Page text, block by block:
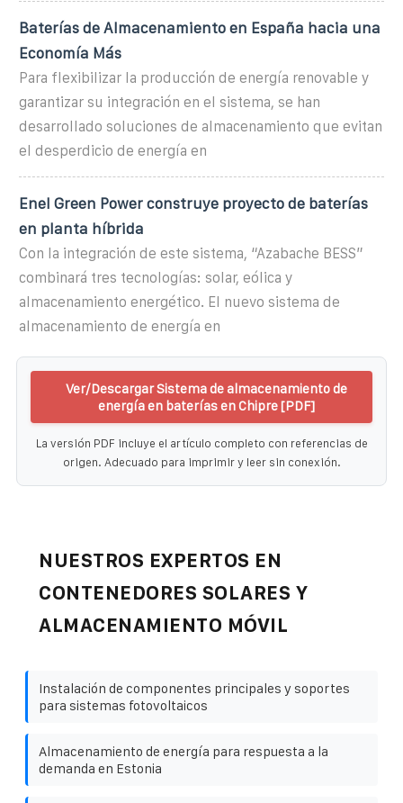
Baterías de Almacenamiento en España hacia una
Economía Más
Para flexibilizar la producción de energía renovable y
garantizar su integración en el sistema, se han
desarrollado soluciones de almacenamiento que evitan
el desperdicio de energía en
Enel Green Power construye proyecto de baterías
en planta híbrida
Con la integración de este sistema, “Azabache BESS”
combinará tres tecnologías: solar, eólica y
almacenamiento energético. El nuevo sistema de
almacenamiento de energía en
Ver/Descargar Sistema de almacenamiento de
energía en baterías en Chipre [PDF]
La versión PDF incluye el artículo completo con referencias de
origen. Adecuado para imprimir y leer sin conexión.
NUESTROS EXPERTOS EN
CONTENEDORES SOLARES Y
ALMACENAMIENTO MÓVIL
Instalación de componentes principales y soportes
para sistemas fotovoltaicos
Almacenamiento de energía para respuesta a la
demanda en Estonia